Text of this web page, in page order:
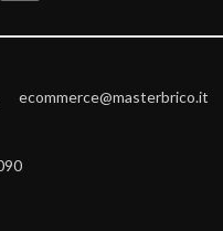
ecommerce@masterbrico.it